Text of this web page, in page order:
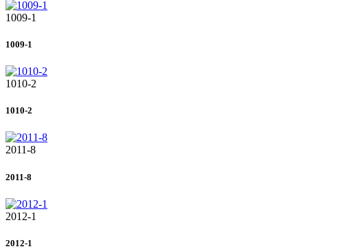
1009-1
1009-1
1010-2
1010-2
2011-8
2011-8
2012-1
2012-1